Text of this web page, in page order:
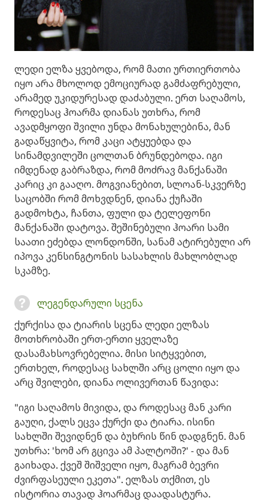
ლედი ელზა ყვებოდა, რომ მათი ურთიერთობა
იყო არა მხოლოდ ემოციურად გამძაფრებული,
არამედ უკიდურესად დაძაბული. ერთ საღამოს,
როდესაც ჰოარმა დიანას უთხრა, რომ
ავადმყოფი შვილი უნდა მონახულებინა, მან
გადაწყვიტა, რომ კაცი ატყუებდა და
სინამდვილეში ცოლთან ბრუნდებოდა. იგი
იმდენად გაბრაზდა, რომ მოძრავ მანქანაში
კარიც კი გააღო. მოგვიანებით, სლოან-სკვერზე
საცობში რომ მოხვდნენ, დიანა ქუჩაში
გადმოხტა, ჩანთა, ფული და ტელეფონი
მანქანაში დატოვა. შეშინებული ჰოარი სამი
საათი ეძებდა ლონდონში, სანამ ატირებული არ
იპოვა კენსინგტონის სასახლის მახლობლად
სკამზე.
ლეგენდარული სცენა
ქურქისა და ტიარის სცენა ლედი ელზას
მოთხრობაში ერთ-ერთი ყველაზე
დასამახსოვრებელია. მისი სიტყვებით,
ერთხელ, როდესაც სახლში არც ცოლი იყო და
არც შვილები, დიანა ოლივერთან წავიდა:
"იგი საღამოს მივიდა, და როდესაც მან კარი
გაუღი, ქალს ეცვა ქურქი და ტიარა. ისინი
სახლში შევიდნენ და ბუხრის წინ დადგნენ. მან
უთხრა: 'ხომ არ გცივა ამ პალტოში?' - და მან
გაიხადა. ქვეშ შიშველი იყო, მაგრამ ბევრი
ძვირფასეული ეკეთა". ელზას თქმით, ეს
ისტორია თავად ჰოარმაც დაადასტურა.